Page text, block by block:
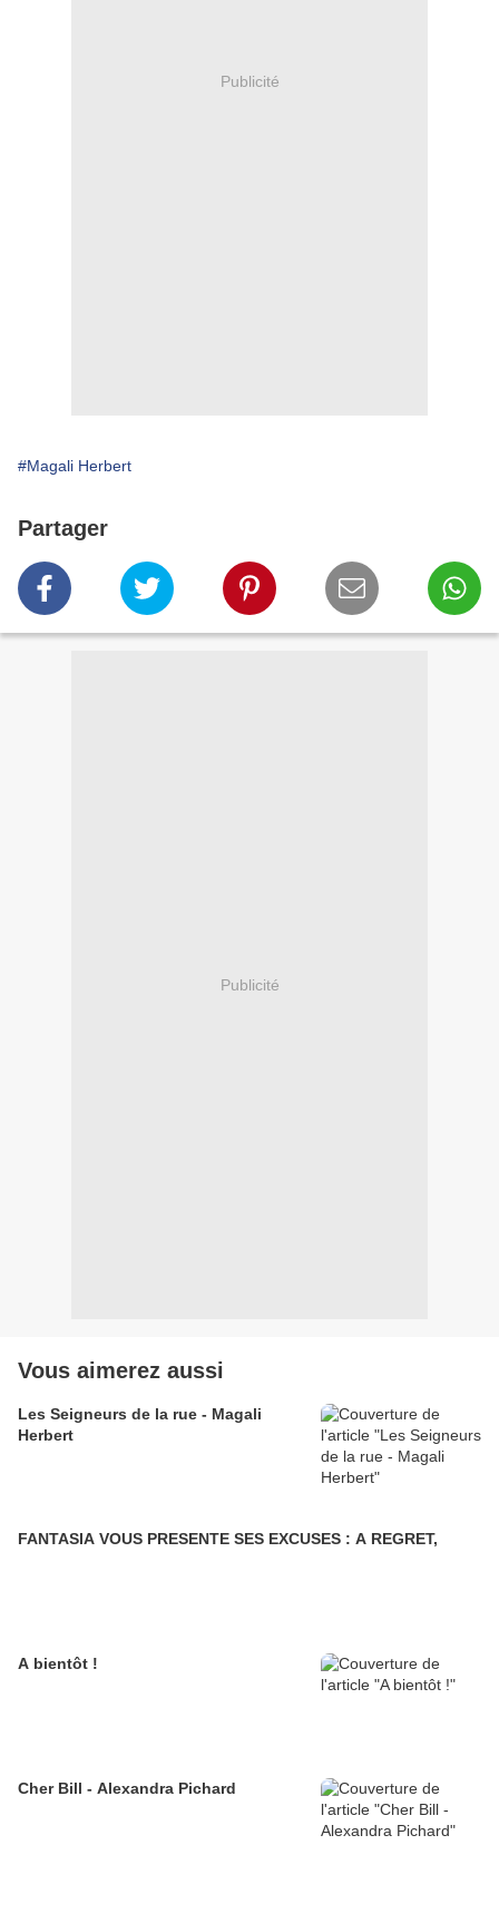
Publicité
#Magali Herbert
Partager
Publicité
Vous aimerez aussi
Les Seigneurs de la rue - Magali
Herbert
FANTASIA VOUS PRESENTE SES EXCUSES : A REGRET,
A bientôt !
Cher Bill - Alexandra Pichard